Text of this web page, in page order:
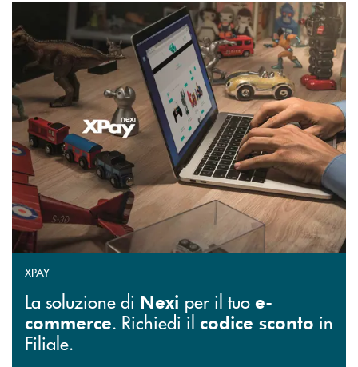
XPAY
La soluzione di Nexi per il tuo e-
commerce. Richiedi il codice sconto in
Filiale.